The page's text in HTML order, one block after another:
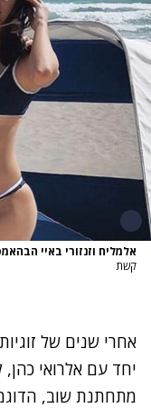
אלמליח וזנזורי באיי
קשת
אחרי שנים של
יחד עם אלרואי כהן,
מתחתנת שוב,